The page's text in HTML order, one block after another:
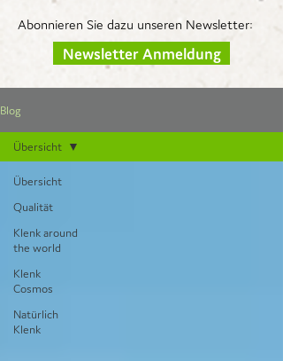
Abonnieren Sie dazu unseren Newsletter:
Newsletter Anmeldung
Blog
Übersicht
Qualität
Klenk around
the world
Klenk
Cosmos
Natürlich
Klenk
Übersicht